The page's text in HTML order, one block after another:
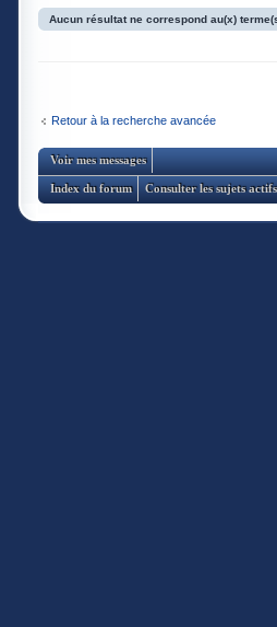
Aucun résultat ne correspond au(x)
Retour à la recherche avancée
Voir mes messages
Index du forum Consulter les sujets actifs